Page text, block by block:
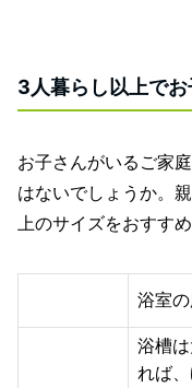
3人暮らし以上で
お子さんがいるご家
はないでしょうか。
上のサイズをおすすめ
浴室の
浴槽
れば